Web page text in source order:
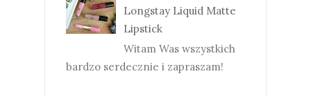
Longstay Liquid Matte
Lipstick
Witam Was wszystkich
bardzo serdecznie i zapraszam!